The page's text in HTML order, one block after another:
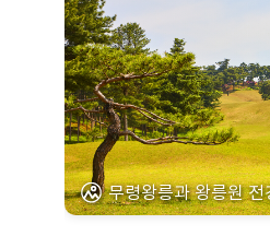
무령왕릉과 왕릉원 전